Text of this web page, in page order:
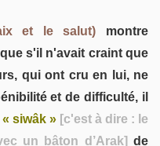
et le salut) montre
s'il n'avait craint que
qui ont cru en lui, ne
et de difficulté, il
« siwâk » [c'est à dire : le
un bâton d’Arak] de